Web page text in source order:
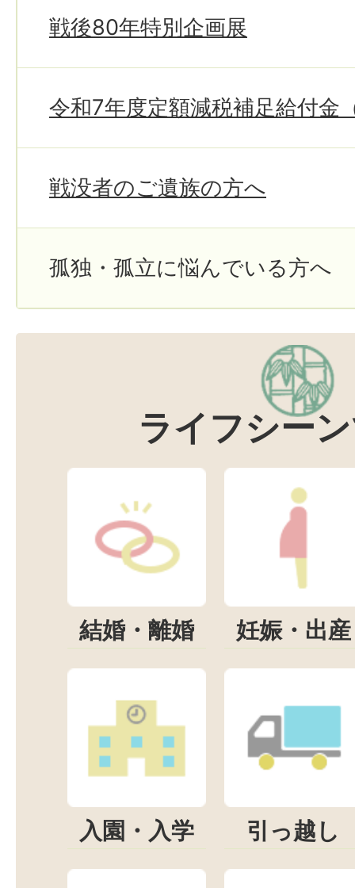
戦後80年特別企画展
令和7年度定額減税補足給付金
戦没者のご遺族の方へ
孤独・孤立に悩んでいる方へ
ライフシー
結婚・離婚 妊娠・出産
入園・入学 引っ越し